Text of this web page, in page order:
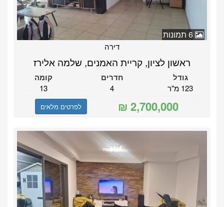
דירה
ראשון לציון, קריית האמנים, שלמה אלירז
גודל
123 מ"ר
חדרים
4
קומה
13
לפרטים מלאים